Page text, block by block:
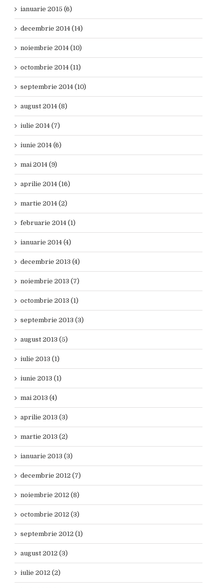
ianuarie 2015 (6)
decembrie 2014 (14)
noiembrie 2014 (10)
octombrie 2014 (11)
septembrie 2014 (10)
august 2014 (8)
iulie 2014 (7)
iunie 2014 (6)
mai 2014 (9)
aprilie 2014 (16)
martie 2014 (2)
februarie 2014 (1)
ianuarie 2014 (4)
decembrie 2013 (4)
noiembrie 2013 (7)
octombrie 2013 (1)
septembrie 2013 (3)
august 2013 (5)
iulie 2013 (1)
iunie 2013 (1)
mai 2013 (4)
aprilie 2013 (3)
martie 2013 (2)
ianuarie 2013 (3)
decembrie 2012 (7)
noiembrie 2012 (8)
octombrie 2012 (3)
septembrie 2012 (1)
august 2012 (3)
iulie 2012 (2)